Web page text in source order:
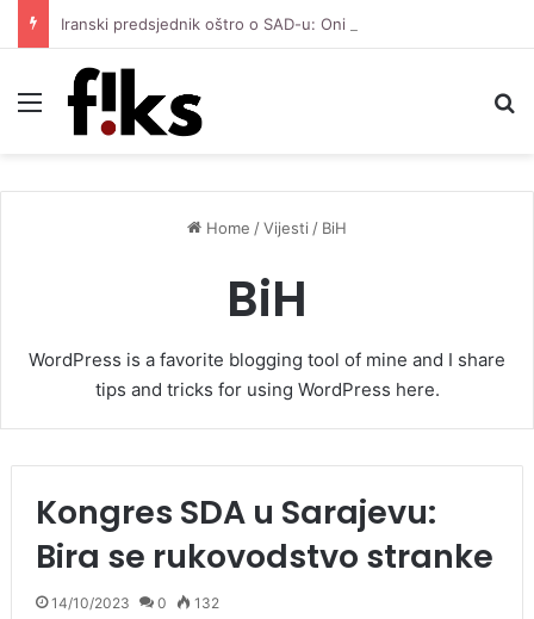
Menu
05/04/2026
Home /Vijesti / BiH
BiH
WordPress is a favorite blogging tool of mine and I share
tips and tricks for using WordPress here.
Kongres SDA u Sarajevu:
Bira se rukovodstvo stranke
14/10/2023 0 132